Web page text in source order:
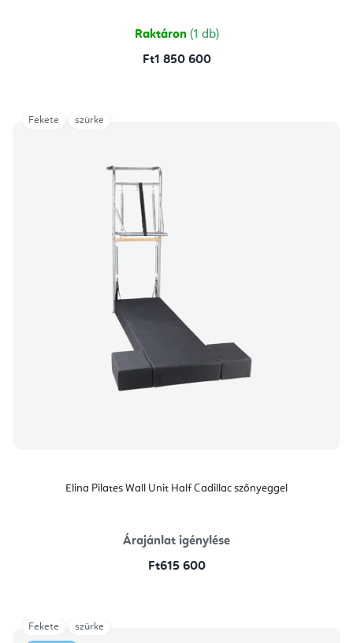
csillag.
Raktáron (1 db)
Ft1 850 600
Elina Pilates Wall Unit Half Cadillac szőnyeggel
Árajánlat igénylése
Ft615 600
Fekete szürke
Fekete szürke